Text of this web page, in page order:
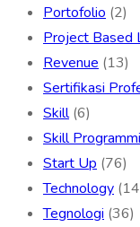
Portofolio (2)
Project Based
Revenue (13)
Sertifikasi
Skill(6)
Skill
Start Up (76)
Technology
Tegnologi (36)